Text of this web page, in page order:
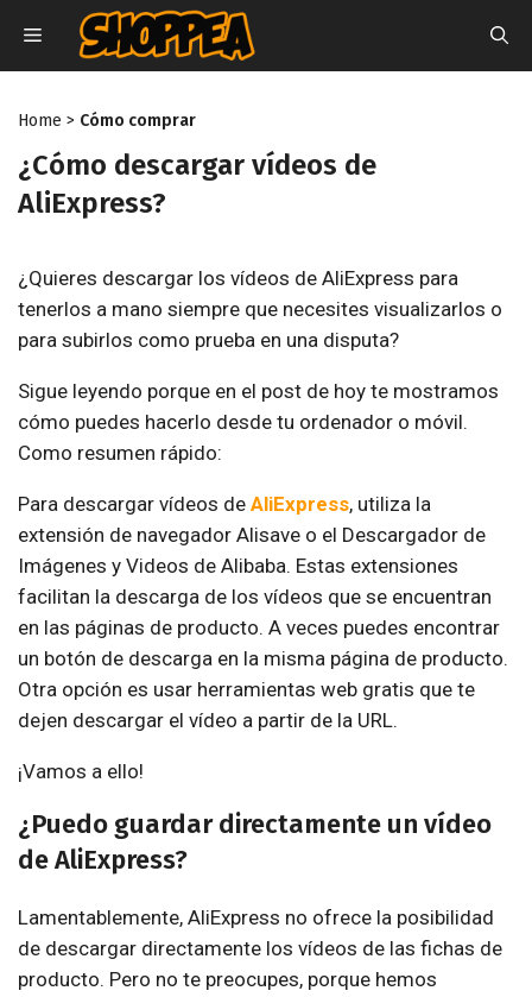
contenido
MENÚ
Home > Cómo comprar
¿Cómo descargar vídeos de
AliExpress?
¿Quieres descargar los vídeos de AliExpress para
tenerlos a mano siempre que necesites visualizarlos o
para subirlos como prueba en una disputa?
Sigue leyendo porque en el post de hoy te mostramos
cómo puedes hacerlo desde tu ordenador o móvil.
Como resumen rápido:
Para descargar vídeos de AliExpress, utiliza la
extensión de navegador Alisave o el Descargador de
Imágenes y Videos de Alibaba. Estas extensiones
facilitan la descarga de los vídeos que se encuentran
en las páginas de producto. A veces puedes encontrar
un botón de descarga en la misma página de producto.
Otra opción es usar herramientas web gratis que te
dejen descargar el vídeo a partir de la URL.
¡Vamos a ello!
¿Puedo guardar directamente un vídeo
de AliExpress?
Lamentablemente, AliExpress no ofrece la posibilidad
de descargar directamente los vídeos de las fichas de
producto. Pero no te preocupes, porque hemos